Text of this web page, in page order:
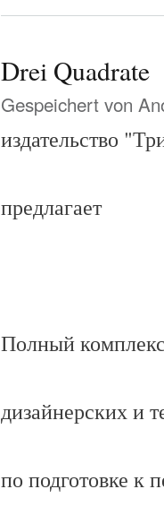
Drei Quadrate
Gespeichert von
издательство
предлагает
Полный
дизайнерских и
по подготовке к